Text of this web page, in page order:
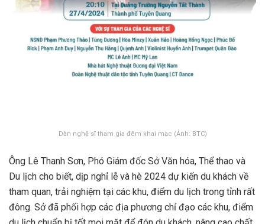
Dàn nghệ sĩ tham gia đêm khai mạc (Ảnh: BTC)
Ông Lê Thanh Sơn, Phó Giám đốc Sở Văn hóa, Thể thao và
Du lịch cho biết, dịp nghỉ lễ và hè 2024 dự kiến du khách về
tham quan, trải nghiệm tại các khu, điểm du lịch trong tỉnh rất
đông. Sở đã phối hợp các địa phương chỉ đạo các khu, điểm